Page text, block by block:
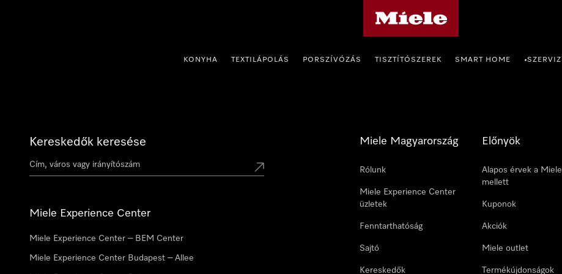
KONYHA TEXTILÁPOLÁS PORSZÍVÓZÁS TISZTÍTÓSZEREK SMART HOME •SZERVIZ
Kereskedők keresése
Miele Experience Center
Miele Experience Center – BEM Center
Miele Experience Center Budapest – Allee
Miele Magyarország
Rólunk
Miele Experience Center
üzletek
Fenntarthatóság
Sajtó
Kereskedők
Előnyök
Alapos érvek a Miele
mellett
Kuponok
Akciók
Miele outlet
Termékújdonságok